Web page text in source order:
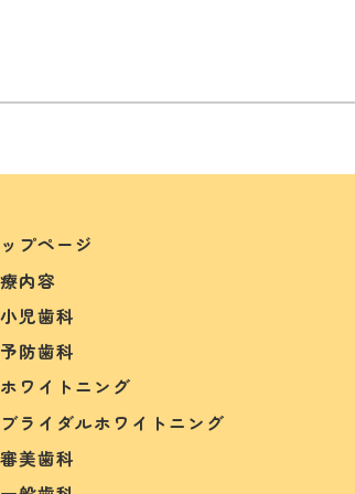
ップページ
内容
児歯科
防歯科
ワイトニング
ライダルホワイトニング
美歯科